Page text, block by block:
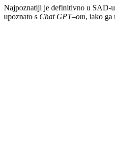
Najpoznatiji je definitivno u SAD-
upoznato s Chat GPT–om, iako ga